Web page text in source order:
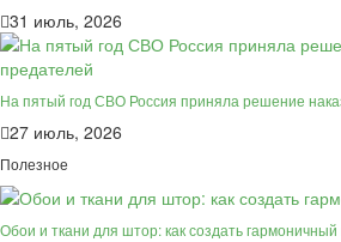
31 июль, 2026
На пятый год СВО Россия приняла решение
27 июль, 2026
Полезное
Обои и ткани для штор: как создать